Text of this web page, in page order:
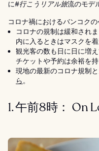
に#行こうリアル旅流のモデ
コロナ禍におけるバンコクの
コロナの規制は緩和され
内に入るときはマスクを
観光客の数も日に日に増
チケットや予約は余裕を
現地の最新のコロナ規制
ら。
1. 午前8時： On